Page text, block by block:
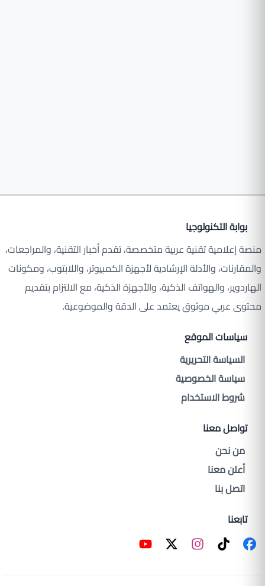
بوابة التكنولوجيا
منصة إعلامية تقنية عربية متخصصة، تقدم أخبار التقنية، والمراجعات،
والمقارنات، والأدلة الإرشادية لأجهزة الكمبيوتر، واللابتوب، ومكونات
الهاردوير، والهواتف الذكية، والأجهزة الذكية، مع الالتزام بتقديم
محتوى عربي موثوق يعتمد على الدقة والموضوعية.
سياسات الموقع
السياسة التحريرية
سياسة الخصوصية
شروط الاستخدام
تواصل معنا
من نحن
أعلن معنا
اتصل بنا
تابعنا